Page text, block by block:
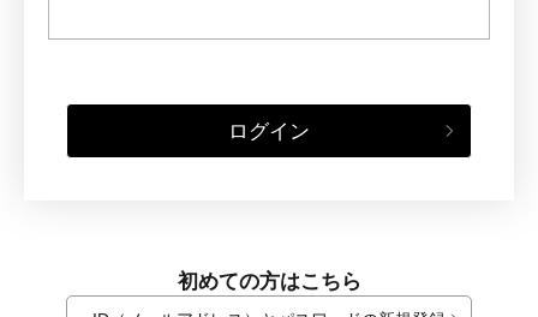
ログイン
初めての方はこちら